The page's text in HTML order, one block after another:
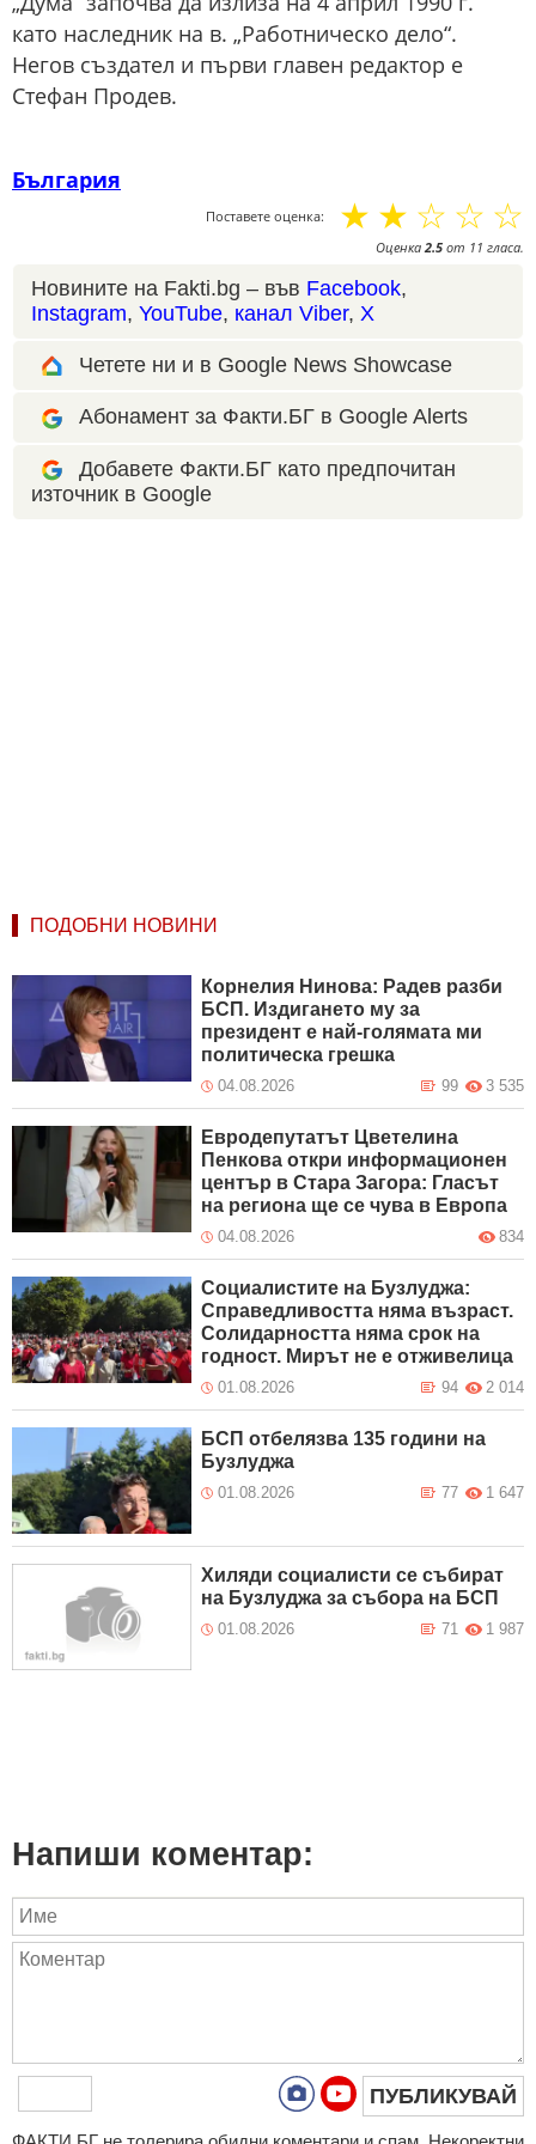
като наследник на в. „Работническо дело“.
Негов създател и първи главен редактор е
Стефан Продев.
България
Поставете оценка: ☆
☆
☆
☆
☆
Оценка2.5 от 11 гласа.
Новините на Fakti.bg – във Facebook,
Instagram, YouTube, канал Viber, X
Четете ни и в Google News Showcase
Абонамент за Факти.БГ в Google Alerts
Добавете Факти.БГ като предпочитан
източник в Google
ПОДОБНИ НОВИНИ
Корнелия Нинова: Радев разби
БСП. Издигането му за
президент е най-голямата ми
политическа грешка
04.08.2026 3 535
99
Евродепутатът Цветелина
Пенкова откри информационен
център в Стара Загора: Гласът
на региона ще се чува в Европа
04.08.2026 834
Социалистите на Бузлуджа:
Справедливостта няма възраст.
Солидарността няма срок на
годност. Мирът не е отживелица
01.08.2026 2 014
94
БСП отбелязва 135 години на
Бузлуджа
01.08.2026 1 647
77
Хиляди социалисти се събират
на Бузлуджа за събора на БСП
01.08.2026 1 987
71
Напиши коментар:
ПУБЛИКУВАЙ